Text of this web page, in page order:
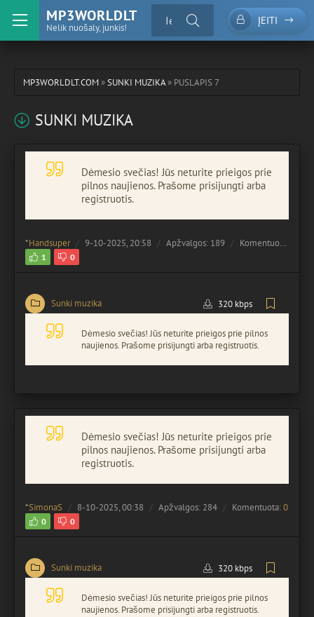
MP3WORLDLT
Nelik nuošaly, junkis!
ĮEITI
MP3WORLDLT.COM»SUNKI MUZIKA» PUSLAPIS 7
SUNKI MUZIKA
Dėmesio svečias! Jūs neturite prieigos prie
pilnos naujienos. Prašome prisijungti arba
registruotis.
*Handsuper 9-10-2025, 20:58 Apžvalgos: 189 Komentuota:
1 0
Sunki muzika 320 kbps
Dėmesio svečias! Jūs neturite prieigos prie pilnos
naujienos. Prašome prisijungti arba registruotis.
Dėmesio svečias! Jūs neturite prieigos prie
pilnos naujienos. Prašome prisijungti arba
registruotis.
*SimonaS 8-10-2025, 00:38 Apžvalgos: 284 Komentuota:0
0 0
Sunki muzika 320 kbps
Dėmesio svečias! Jūs neturite prieigos prie pilnos
naujienos. Prašome prisijungti arba registruotis.